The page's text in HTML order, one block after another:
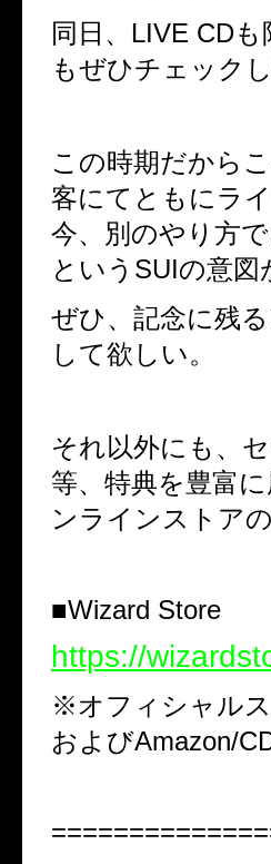
同日、LIVE CD
もぜひチェック
この時期だから
客にてともにラ
今、別のやり方
というSUIの意図
ぜひ、記念に残
して欲しい。
それ以外にも、
等、特典を豊富
ンラインストア
■Wizard Store
https://
※オフィシャル
およびAmazon/